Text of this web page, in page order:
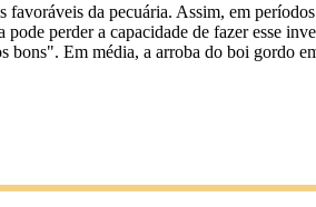
da pecuária. Assim, em
perder a capacidade de fazer esse
Em média, a arroba do boi gordo